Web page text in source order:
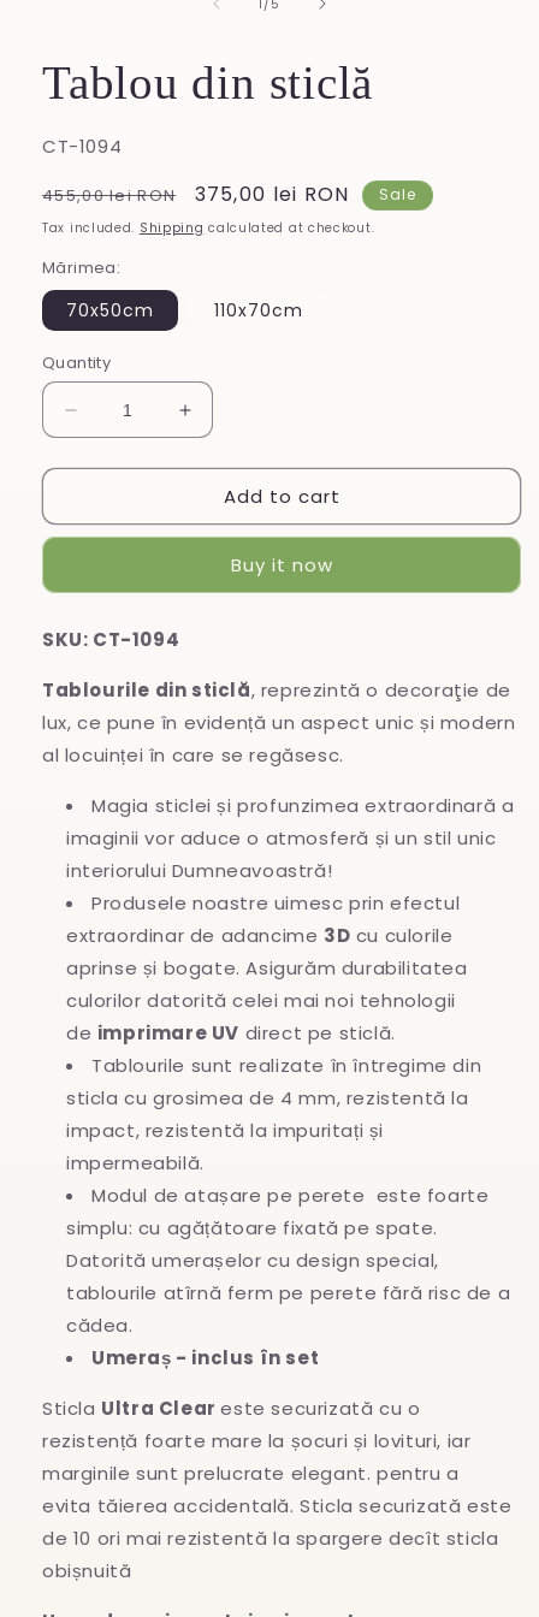
1 / 5
Tablou din sticlă
SKU:
CT-1094
Regular
price
455,00 lei RON
Sale
price
375,00 lei RON Sale
Tax included. Shipping calculated at checkout.
Mărimea:
70x50cm 110x70cm
Quantity
Decrease
quantity
for
din
Increase
quantity
for
Tablou
din
Add to cart
Buy it now
SKU: CT-1094
Tablourile din sticlă, reprezintă o decoraţie de
lux, ce pune în evidență un aspect unic și modern
al locuinței în care se regăsesc.
Magia sticlei și profunzimea extraordinară a
imaginii vor aduce o atmosferă și un stil unic
interiorului Dumneavoastră!
Produsele noastre uimesc prin efectul
extraordinar de adancime 3D cu culorile
aprinse și bogate. Asigurăm durabilitatea
culorilor datorită celei mai noi tehnologii
de imprimare UV direct pe sticlă.
Tablourile sunt realizate în întregimedin
sticla cu grosimea de 4 mm, rezistentă la
impact, rezistentă la impuritați și
impermeabilă.
Modul de atașare pe perete este foarte
simplu: cu agățătoare fixată pe spate.
Datorită umerașelor cu design special,
tablourile atîrnă ferm pe perete fără risc de a
cădea.
Umeraș - inclus în set
Sticla Ultra Cleareste securizată cu o
rezistență foarte mare la șocuri și lovituri, iar
marginile sunt prelucrate elegant. pentru a
evita tăierea accidentală. Sticla securizată este
de 10 ori mai rezistentă la spargere decît sticla
obișnuită